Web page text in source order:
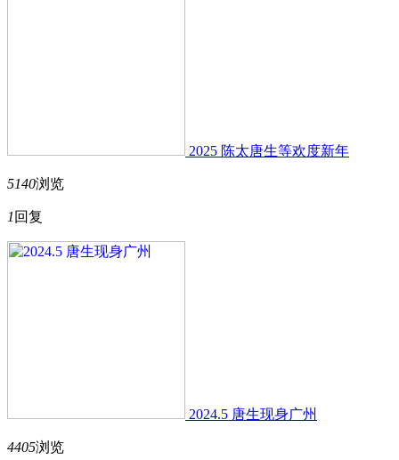
2025 陈太唐生等欢度新年
5140浏览
1 回复
2024.5 唐生现身广州
4405浏览